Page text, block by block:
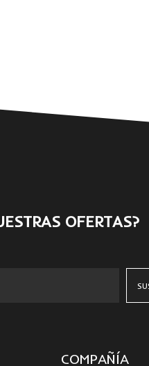
OFERTAS?
COMPAÑÍA